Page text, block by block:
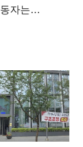
구하기
자는